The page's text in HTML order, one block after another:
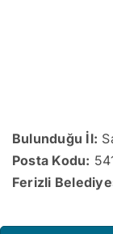
Bulunduğu İl:
Posta Kodu:
Ferizli